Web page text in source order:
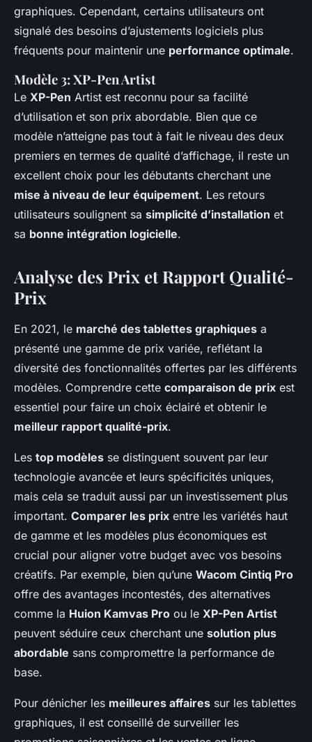
graphiques. Cependant, certains utilisateurs ont
signalé des besoins d’ajustements logiciels plus
fréquents pour maintenir une performance optimale.
Modèle 3: XP-Pen Artist
Le XP-Pen Artist est reconnu pour sa facilité
d’utilisation et son prix abordable. Bien que ce
modèle n’atteigne pas tout à fait le niveau des deux
premiers en termes de qualité d’affichage, il reste un
excellent choix pour les débutants cherchant une
mise à niveau de leur équipement. Les retours
utilisateurs soulignent sa simplicité d’installation et
sa bonne intégration logicielle.
Analyse des Prix et Rapport Qualité-
Prix
En 2021, le marché des tablettes graphiques a
présenté une gamme de prix variée, reflétant la
diversité des fonctionnalités offertes par les différents
modèles. Comprendre cette comparaison de prix est
essentiel pour faire un choix éclairé et obtenir le
meilleur rapport qualité-prix.
Les top modèles se distinguent souvent par leur
technologie avancée et leurs spécificités uniques,
mais cela se traduit aussi par un investissement plus
important. Comparer les prix entre les variétés haut
de gamme et les modèles plus économiques est
crucial pour aligner votre budget avec vos besoins
créatifs. Par exemple, bien qu’une Wacom Cintiq Pro
offre des avantages incontestés, des alternatives
comme la Huion Kamvas Pro ou le XP-Pen Artist
peuvent séduire ceux cherchant une solution plus
abordable sans compromettre la performance de
base.
Pour dénicher les meilleures affaires sur les tablettes
graphiques, il est conseillé de surveiller les